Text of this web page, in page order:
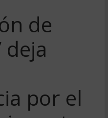
de
deja
por el